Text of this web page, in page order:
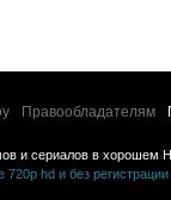
Правообладателям
и сериалов в хорошем
hd и без